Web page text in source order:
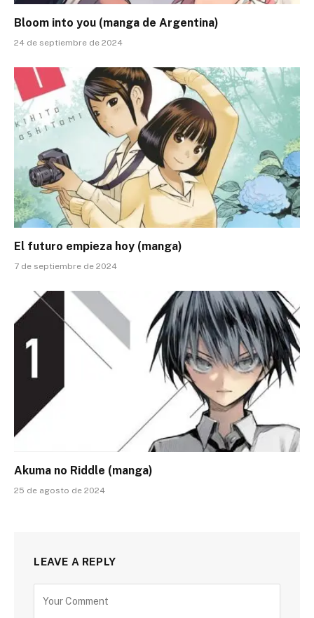
Bloom into you (manga de Argentina)
24 de septiembre de 2024
El futuro empieza hoy (manga)
7 de septiembre de 2024
Akuma no Riddle (manga)
25 de agosto de 2024
LEAVE A REPLY